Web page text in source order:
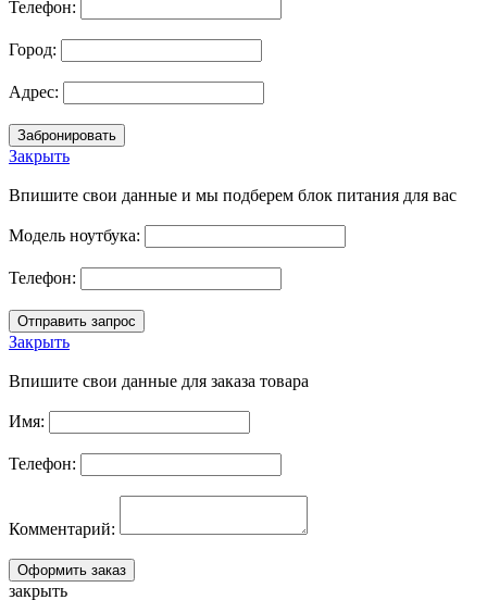
Телефон:
Город:
Адрес:
Закрыть
Впишите свои данные и мы подберем блок питания для вас
Модель ноутбука:
Телефон:
Закрыть
Впишите свои данные для заказа товара
Имя:
Телефон:
Комментарий:
закрыть